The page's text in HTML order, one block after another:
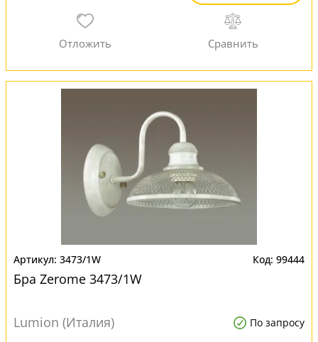
3473/1W 99444
Бра Zerome 3473/1W
Lumion (Италия) По запросу